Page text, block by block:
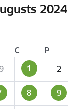
2024
C P
1 2
8 9